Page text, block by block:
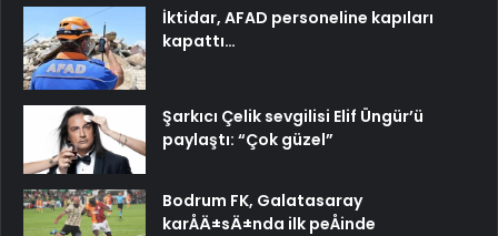
İktidar, AFAD personeline kapıları
kapattı…
Şarkıcı Çelik sevgilisi Elif Üngür’ü
paylaştı: “Çok güzel”
Bodrum FK, Galatasaray
karÅÄ±sÄ±nda ilk peÅinde